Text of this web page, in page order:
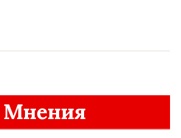
Мнения